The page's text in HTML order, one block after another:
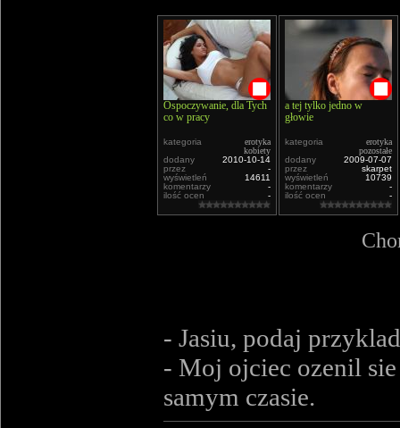
Ospoczywanie, dla Tych
co w pracy
kategoria
erotyka
kobiety
dodany
2010-10-14
przez
-
wyświetleń
14611
komentarzy
-
ilość ocen
-
a tej tylko jedno w
głowie
kategoria
erotyka
pozostałe
dodany
2009-07-07
przez
skarpet
wyświetleń
10739
komentarzy
-
ilość ocen
-
- Jasiu, podaj
- Moj ojciec ozenil
samym czasie.